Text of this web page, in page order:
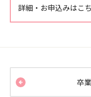
詳細・お申込みはこ
卒